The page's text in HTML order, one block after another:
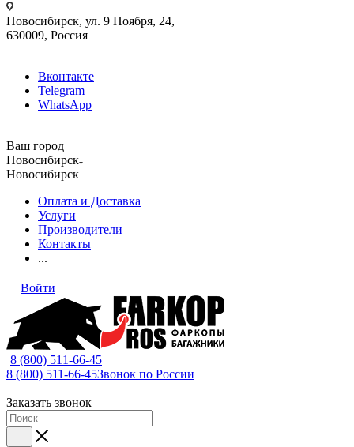
Новосибирск, ул. 9 Ноября, 24,
630009, Россия
Вконтакте
Telegram
WhatsApp
Ваш город
Новосибирск
Новосибирск
Оплата и Доставка
Услуги
Производители
Контакты
...
Войти
8 (800) 511-66-45
8 (800) 511-66-45Звонок по России
Заказать звонок